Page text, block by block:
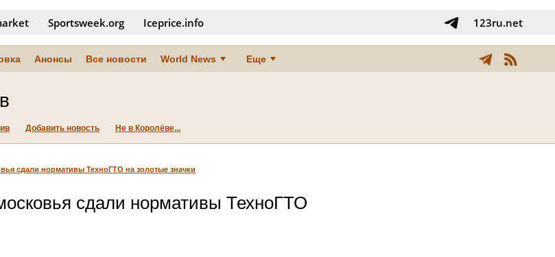
Sportsweek.org Iceprice.info 123ru.net
Анонсы Все новости World News Еще
Добавить новость Не в Королёве...
сдали нормативы ТехноГТО на золотые значки
сдали нормативы ТехноГТО